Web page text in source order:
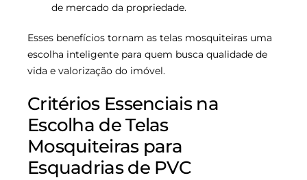
de mercado da propriedade.
Esses benefícios tornam as telas mosquiteiras uma
escolha inteligente para quem busca qualidade de
vida e valorização do imóvel.
Critérios Essenciais na
Escolha de Telas
Mosquiteiras para
Esquadrias de PVC